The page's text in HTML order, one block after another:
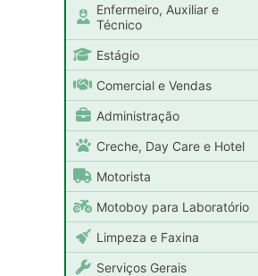
Enfermeiro, Auxiliar e
Técnico
Estágio
Comercial e Vendas
Administração
Creche, Day Care e Hotel
Motorista
Motoboy para Laboratório
Limpeza e Faxina
Serviços Gerais